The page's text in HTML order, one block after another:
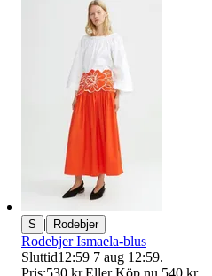
S | Rodebjer
Rodebjer Ismaela-blus
Sluttid12:59 7 aug 12:59.
Pris:530 kr,Eller Köp nu 540 kr,